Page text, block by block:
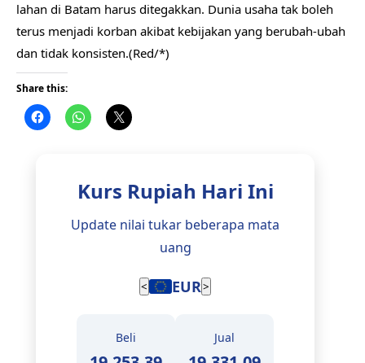
lahan di Batam harus ditegakkan. Dunia usaha tak boleh
terus menjadi korban akibat kebijakan yang berubah-ubah
dan tidak konsisten.(Red/*)
Share this:
Kurs Rupiah Hari Ini
Update nilai tukar beberapa mata
uang
< EUR>
Beli Jual